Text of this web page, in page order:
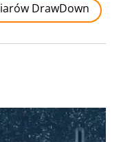
DrawDown